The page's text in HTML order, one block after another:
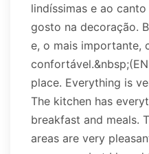
lindíssimas e ao
gosto na decoração.
e, o mais importante,
place. Everything is
The kitchen has
breakfast and meals.
areas are very